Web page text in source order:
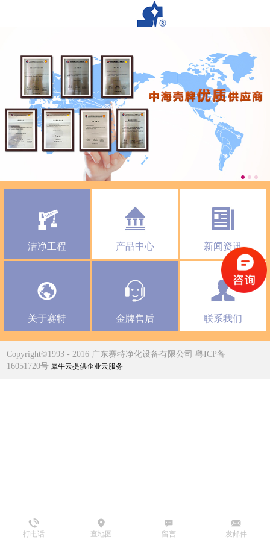
洁净工程 产品中心 新闻资讯
关于赛特 金牌售后 联系我们
Copyright©1993 - 2016 广东赛特净化设备有限公司 粤ICP备
16051720号 犀牛云提供企业云服务
打电话 查地图 发邮件
留言